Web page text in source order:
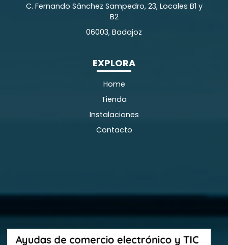
EXPLORA
Home
Tienda
Instalaciones
Contacto
C. Fernando Sánchez Sampedro, 23, Locales B1 y
B2
06003, Badajoz